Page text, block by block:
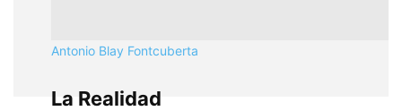
Antonio Blay Fontcuberta
La Realidad